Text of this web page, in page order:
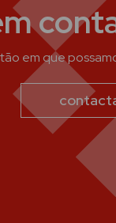
em que